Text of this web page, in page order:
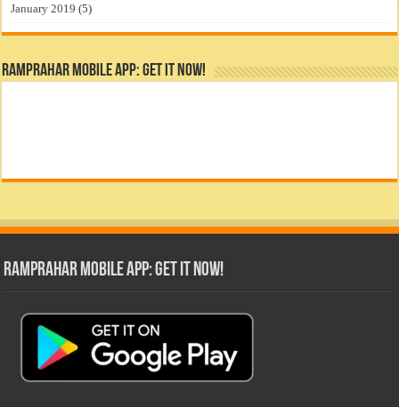
January 2019 (5)
RamPrahar Mobile App: Get it Now!
RamPrahar Mobile App: Get it Now!